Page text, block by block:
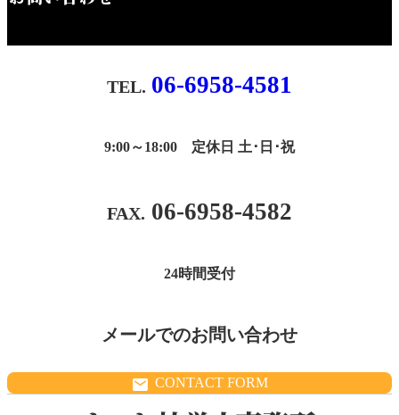
06-6958-4581
9:00～18:00 定休日 土･日･祝
06-6958-4582
24時間受付
メールでのお問い合わせ
CONTACT FORM